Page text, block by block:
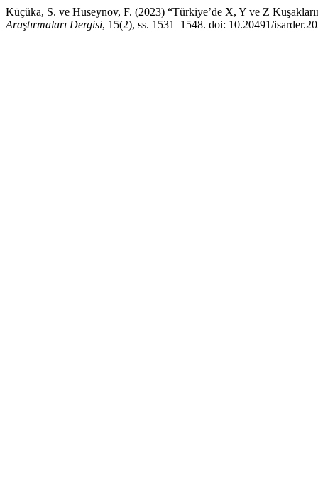
Küçüka, S. ve Huseynov, F. (2023) “Türkiye’de X, Y ve Z
Araştırmaları Dergisi, 15(2), ss. 1531–1548. doi: 10.20491/